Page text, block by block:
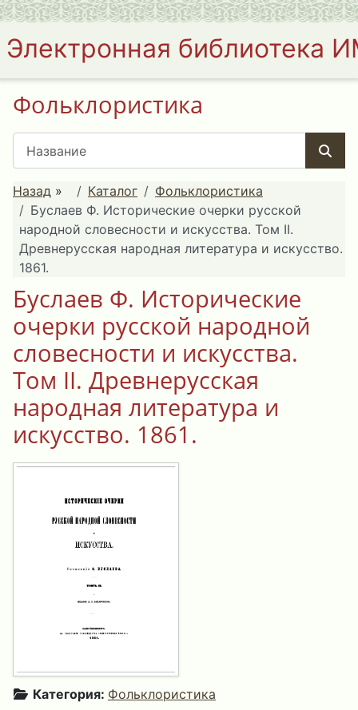
Электронная библиотека
Фольклористика
Назад » Каталог
Фольклористика
Буслаев Ф. Исторические очерки русской
народной словесности и искусства. Том II.
Древнерусская народная литература и искусство.
1861.
Буслаев Ф. Исторические
очерки русской народной
словесности и искусства.
Том II. Древнерусская
народная литература и
искусство. 1861.
Категория: Фольклористика